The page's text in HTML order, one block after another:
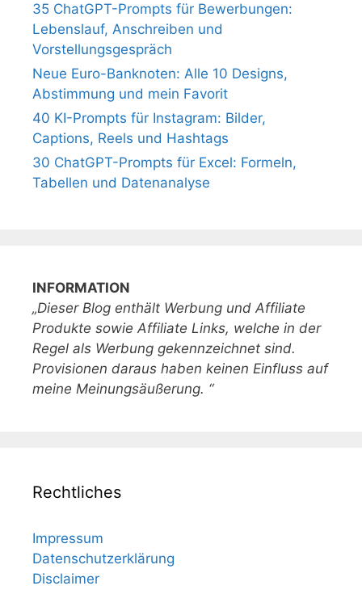
35 ChatGPT-Prompts für Bewerbungen:
Lebenslauf, Anschreiben und
Vorstellungsgespräch
Neue Euro-Banknoten: Alle 10 Designs,
Abstimmung und mein Favorit
40 KI-Prompts für Instagram: Bilder,
Captions, Reels und Hashtags
30 ChatGPT-Prompts für Excel: Formeln,
Tabellen und Datenanalyse
INFORMATION
„Dieser Blog enthält Werbung und Affiliate
Produkte sowie Affiliate Links, welche in der
Regel als Werbung gekennzeichnet sind.
Provisionen daraus haben keinen Einfluss auf
meine Meinungsäußerung. “
Rechtliches
Impressum
Datenschutzerklärung
Disclaimer